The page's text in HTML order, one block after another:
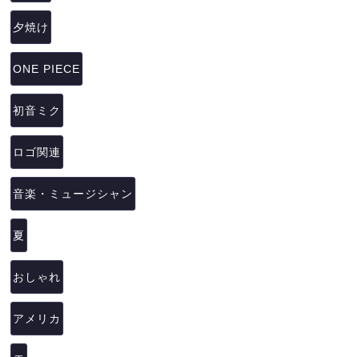
夕焼け
ONE PIECE
初音ミク
ロゴ関連
音楽・ミュージシャン
夏
おしゃれ
アメリカ